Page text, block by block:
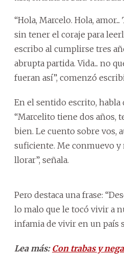
“Hola, Marcelo. Hola,
sin tener el coraje para
escribo al cumplirse tres
abrupta partida. Vida... no
fueran así”, comenzó
En el sentido escrito, habla
“Marcelito tiene dos años,
bien. Le cuento sobre vos,
suficiente. Me conmuevo y
llorar”, señala.
Pero destaca una frase:
lo malo que le tocó vivir a
infamia de vivir en un país
Lea más: Con trabas y